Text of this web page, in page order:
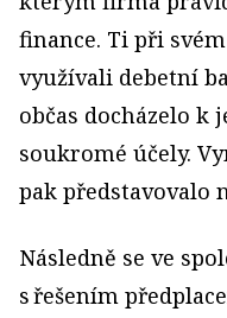
finance. Ti při
využívali debetní
občas docházelo k
soukromé účely.
pak představovalo
Následně se ve
s řešením